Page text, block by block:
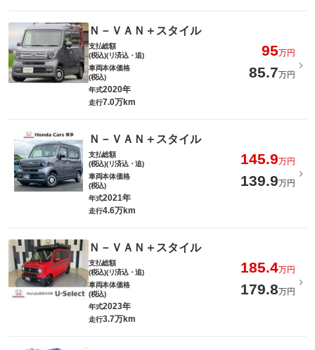
Ｎ－ＶＡＮ＋スタイル
支払総額
(税込)(リ済込・追)
95万円
車両本体価格
(税込)
85.7万円
年式2020年
走行7.0万km
Ｎ－ＶＡＮ＋スタイル
支払総額
(税込)(リ済込・追)
145.9万円
車両本体価格
(税込)
139.9万円
年式2021年
走行4.6万km
Ｎ－ＶＡＮ＋スタイル
支払総額
(税込)(リ済込・追)
185.4万円
車両本体価格
(税込)
179.8万円
年式2023年
走行3.7万km